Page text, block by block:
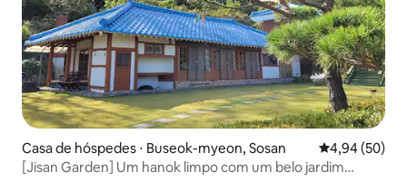
Casa de hóspedes ⋅ Buseok-myeon, Sosan 4,94 de uma
4,94 (50)
[Jisan Garden] Um hanok limpo com um belo jardim